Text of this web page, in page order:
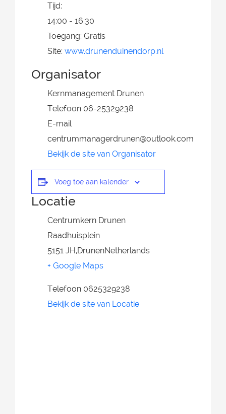
Tijd:
14:00 - 16:30
Toegang: Gratis
Site: www.drunenduinendorp.nl
Organisator
Kernmanagement Drunen
Telefoon 06-25329238
E-mail
centrummanagerdrunen@outlook.com
Bekijk de site van Organisator
Voeg toe aan kalender
Locatie
Centrumkern Drunen
Raadhuisplein
5151 JH,DrunenNetherlands
+ Google Maps
Telefoon 0625329238
Bekijk de site van Locatie